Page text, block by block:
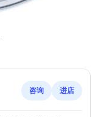
咨询 进店